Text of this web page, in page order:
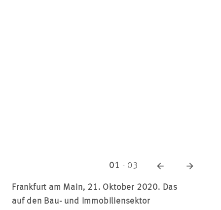
01 - 03
Frankfurt am Main, 21. Oktober 2020. Das
auf den Bau- und Immobiliensektor